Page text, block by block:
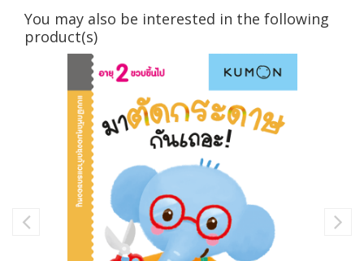
You may also be interested in the following
product(s)